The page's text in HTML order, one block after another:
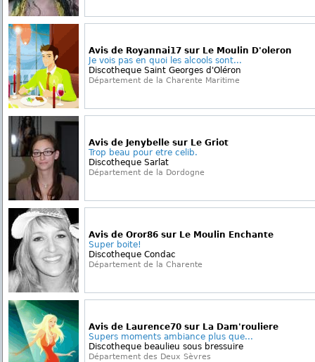
Avis de Royannai17 sur Le Moulin D'oleron
Je vois pas en quoi les alcools sont...
Discotheque Saint Georges d'Oléron
Département de la Charente Maritime
Avis de Jenybelle sur Le Griot
Trop beau pour etre celib.
Discotheque Sarlat
Département de la Dordogne
Avis de Oror86 sur Le Moulin Enchante
Super boite!
Discotheque Condac
Département de la Charente
Avis de Laurence70 sur La Dam'rouliere
Supers moments ambiance plus que...
Discotheque beaulieu sous bressuire
Département des Deux Sèvres